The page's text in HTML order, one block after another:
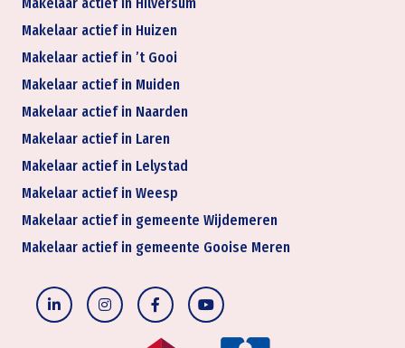
Makelaar actief in Huizen
Makelaar actief in ’t Gooi
Makelaar actief in Muiden
Makelaar actief in Naarden
Makelaar actief in Laren
Makelaar actief in Lelystad
Makelaar actief in Weesp
Makelaar actief in gemeente Wijdemeren
Makelaar actief in gemeente Gooise Meren